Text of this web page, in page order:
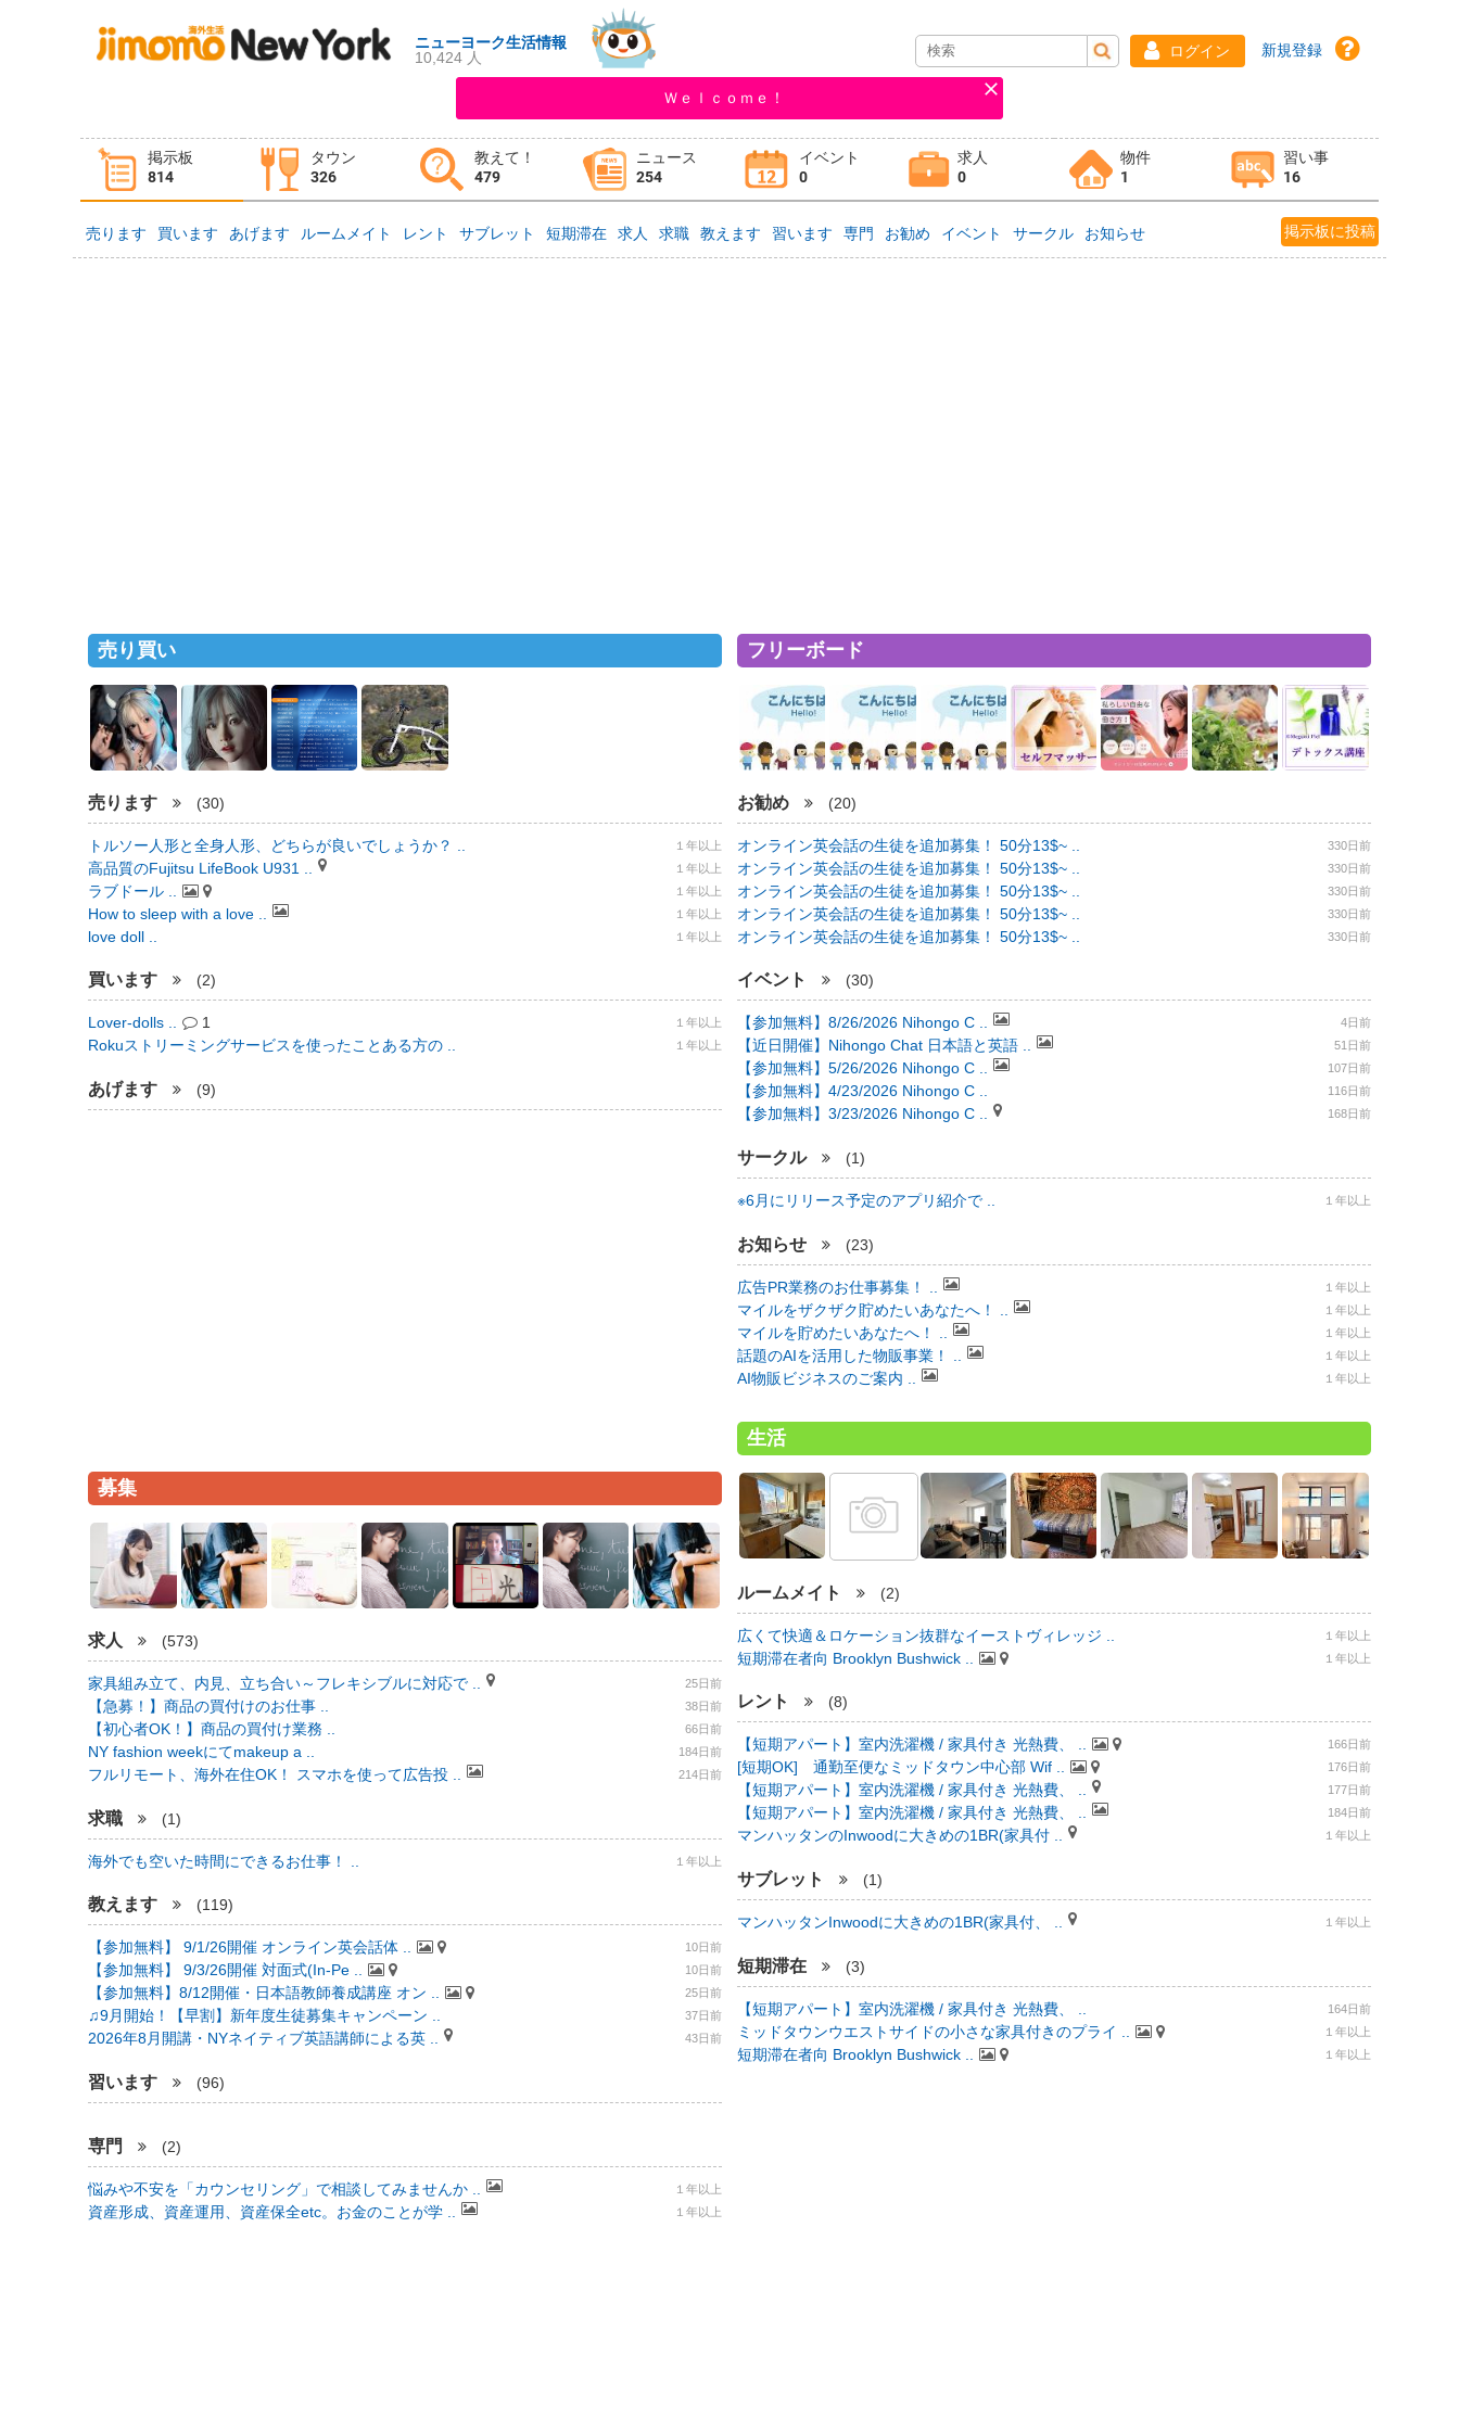
ニューヨーク生活情報
10,424 人
ログイン 新規登録
Ｗｅｌｃｏｍｅ！
掲示板
814
タウン
326
教えて！
479
ニュース
254
イベント
0
求人
0
物件
1
習い事
16
タウン情報 教えて！
売ります 買います あげます ルームメイト レント サブレット 短期滞在 求人 求職 教えます 習います 専門 お勧め イベント サークル お知らせ 掲示板に投稿
売り買い
売ります (30)
トルソー人形と全身人形、どちらが良いでしょうか？ .. １年以上
高品質のFujitsu LifeBook U931 .. １年以上
ラブドール .. １年以上
How to sleep with a love .. １年以上
love doll .. １年以上
買います (2)
Lover-dolls .. 1 １年以上
Rokuストリーミングサービスを使ったことある方の .. １年以上
あげます (9)
募集
求人 (573)
家具組み立て、内見、立ち合い～フレキシブルに対応で .. 25日前
【急募！】商品の買付けのお仕事 .. 38日前
【初心者OK！】商品の買付け業務 .. 66日前
NY fashion weekにてmakeup a .. 184日前
フルリモート、海外在住OK！ スマホを使って広告投 .. 214日前
求職 (1)
海外でも空いた時間にできるお仕事！ .. １年以上
教えます (119)
【参加無料】 9/1/26開催 オンライン英会話体 .. 10日前
【参加無料】 9/3/26開催 対面式(In-Pe .. 10日前
【参加無料】8/12開催・日本語教師養成講座 オン .. 25日前
♫9月開始！【早割】新年度生徒募集キャンペーン .. 37日前
2026年8月開講・NYネイティブ英語講師による英 .. 43日前
習います (96)
専門 (2)
悩みや不安を「カウンセリング」で相談してみませんか .. １年以上
資産形成、資産運用、資産保全etc。お金のことが学 .. １年以上
フリーボード
お勧め (20)
オンライン英会話の生徒を追加募集！ 50分13$~ .. 330日前
オンライン英会話の生徒を追加募集！ 50分13$~ .. 330日前
オンライン英会話の生徒を追加募集！ 50分13$~ .. 330日前
オンライン英会話の生徒を追加募集！ 50分13$~ .. 330日前
オンライン英会話の生徒を追加募集！ 50分13$~ .. 330日前
イベント (30)
【参加無料】8/26/2026 Nihongo C .. 4日前
【近日開催】Nihongo Chat 日本語と英語 .. 51日前
【参加無料】5/26/2026 Nihongo C .. 107日前
【参加無料】4/23/2026 Nihongo C .. 116日前
【参加無料】3/23/2026 Nihongo C .. 168日前
サークル (1)
※6月にリリース予定のアプリ紹介で .. １年以上
お知らせ (23)
広告PR業務のお仕事募集！ .. １年以上
マイルをザクザク貯めたいあなたへ！ .. １年以上
マイルを貯めたいあなたへ！ .. １年以上
話題のAIを活用した物販事業！ .. １年以上
AI物販ビジネスのご案内 .. １年以上
生活
ルームメイト (2)
広くて快適＆ロケーション抜群なイーストヴィレッジ .. １年以上
短期滞在者向 Brooklyn Bushwick .. １年以上
レント (8)
【短期アパート】室内洗濯機 / 家具付き 光熱費、 .. 166日前
[短期OK] 通勤至便なミッドタウン中心部 Wif .. 176日前
【短期アパート】室内洗濯機 / 家具付き 光熱費、 .. 177日前
【短期アパート】室内洗濯機 / 家具付き 光熱費、 .. 184日前
マンハッタンのInwoodに大きめの1BR(家具付 .. １年以上
サブレット (1)
マンハッタンInwoodに大きめの1BR(家具付、 .. １年以上
短期滞在 (3)
【短期アパート】室内洗濯機 / 家具付き 光熱費、 .. 164日前
ミッドタウンウエストサイドの小さな家具付きのプライ .. １年以上
短期滞在者向 Brooklyn Bushwick .. １年以上